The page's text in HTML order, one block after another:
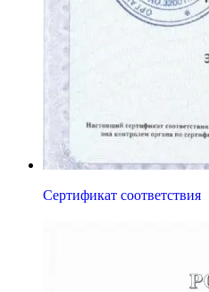
Сертификат соответствия